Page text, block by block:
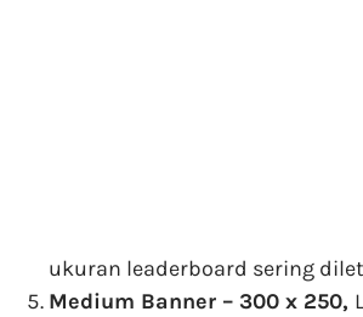
ukuran leaderboard sering
Medium Banner – 300 x 250,